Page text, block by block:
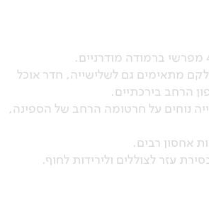
חלקם מתאימים גם לשלישייה, חדר אוכל
הרחב בירכתיים.
נוחים על חרטומה הרחב של הספינה,
אחסון רבים.
עזר לצוללים ולירידות לחוף.